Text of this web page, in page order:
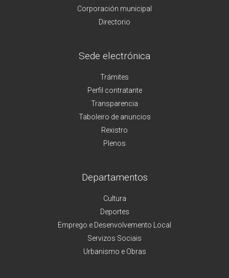
Corporación municipal
Directorio
Sede electrónica
Trámites
Perfil contratante
Transparencia
Taboleiro de anuncios
Rexistro
Plenos
Departamentos
Cultura
Deportes
Emprego e Desenvolvemento Local
Servizos Sociais
Urbanismo e Obras